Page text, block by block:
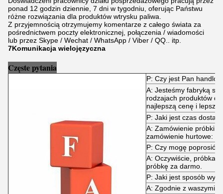
ponad 12 godzin dziennie, 7 dni w tygodniu, oferując Państwu
różne rozwiązania dla produktów wtrysku paliwa.
Z przyjemnością otrzymujemy komentarze z całego świata za
pośrednictwem poczty elektronicznej, połączenia / wiadomości
lub przez Skype / Wechat / WhatsApp / Viber / QQ.. itp.
7Komunikacja wielojęzyczna
Częste pytania
P: Czy jest Pan
A: Jesteśmy fabryką
rodzajach produktów
najlepszą cenę i lepszą
P: Jaki jest czas
A: Zamówienie próbki:
zamówienie hurtowe:
P: Czy mogę poprosić
A: Oczywiście, próbka
próbkę za darmo.
P: Jaki jest sposób
A: Zgodnie z waszymi